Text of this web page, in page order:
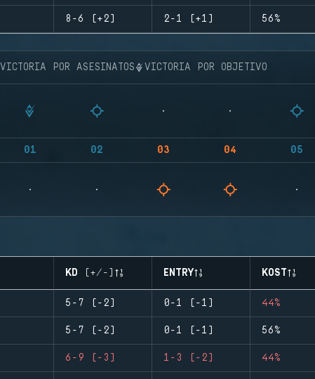
8-6 (+2) 2-1 (+1) 56%
VICTORIA POR ASESINATOS VICTORIA POR OBJETIVO
01 02 03 04 05
KD (+/-) ENTRY KOST
5-7 (-2) 0-1 (-1) 44%
5-7 (-2) 0-1 (-1) 56%
6-9 (-3) 1-3 (-2) 44%